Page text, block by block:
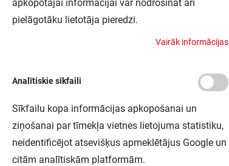
apkopotajai informācijai var nodrošināt arī
pielāgotāku lietotāja pieredzi.
Vairāk informācijas
Analītiskie sīkfaili
Sīkfailu kopa informācijas apkopošanai un
ziņošanai par tīmekļa vietnes lietojuma statistiku,
neidentificējot atsevišķus apmeklētājus Google un
citām analītiskām platformām.